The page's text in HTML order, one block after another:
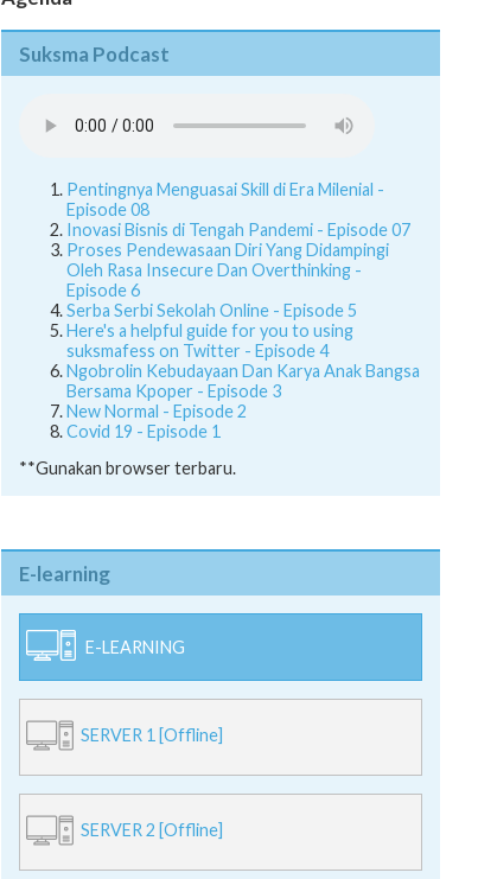
Suksma Podcast
Pentingnya Menguasai Skill di Era Milenial -
Episode 08
Inovasi Bisnis di Tengah Pandemi - Episode 07
Proses Pendewasaan Diri Yang Didampingi
Oleh Rasa Insecure Dan Overthinking -
Episode 6
Serba Serbi Sekolah Online - Episode 5
Here's a helpful guide for you to using
suksmafess on Twitter - Episode 4
Ngobrolin Kebudayaan Dan Karya Anak Bangsa
Bersama Kpoper - Episode 3
New Normal - Episode 2
Covid 19 - Episode 1
**Gunakan browser terbaru.
E-learning
E-LEARNING
SERVER 1 [Offline]
SERVER 2 [Offline]